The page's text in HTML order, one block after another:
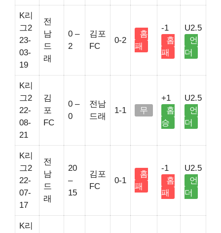
K리
그2
23-
03-
19
전
남
드
래
0 –
2
김포
FC
0-2
홈
패
-1
홈
패
U2.5
언
더
K리
그2
22-
08-
21
김
포
FC
0 –
0
전남
드래
1-1 무
+1
홈
승
U2.5
언
더
K리
그2
22-
07-
17
전
남
드
래
20
–
15
김포
FC
0-1
홈
패
-1
홈
패
U2.5
언
더
K리